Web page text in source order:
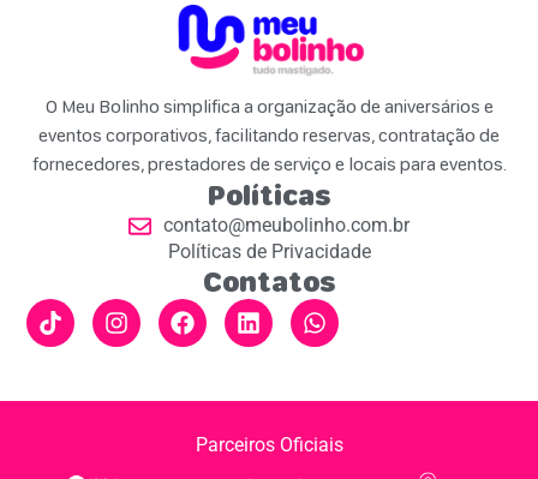
O Meu Bolinho simplifica a organização de aniversários e
eventos corporativos, facilitando reservas, contratação de
fornecedores, prestadores de serviço e locais para eventos.
Políticas
contato@meubolinho.com.br
Políticas de Privacidade
Contatos
Parceiros Oficiais